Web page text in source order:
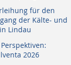
für den
der Kälte- und
Lindau
2026